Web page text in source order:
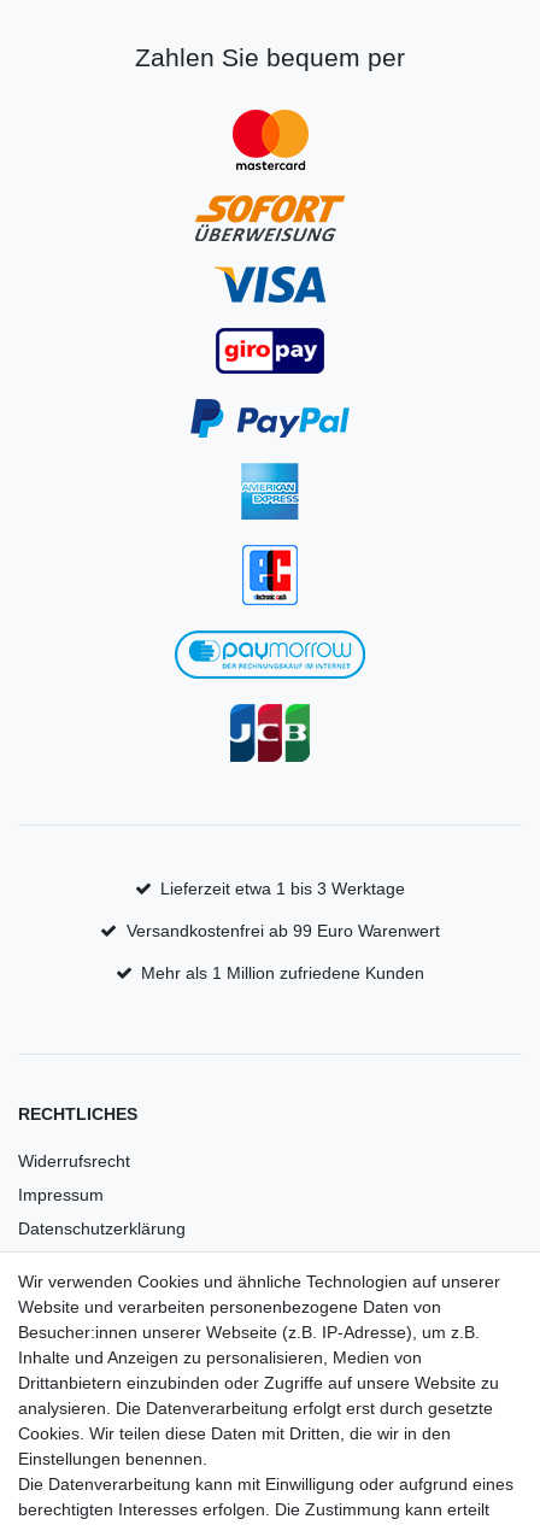
Zahlen Sie bequem per
Lieferzeit etwa 1 bis 3 Werktage
Versandkostenfrei ab 99 Euro Warenwert
Mehr als 1 Million zufriedene Kunden
RECHTLICHES
Widerrufsrecht
Impressum
Datenschutzerklärung
Versandkosten
Barrierefreiheit
Anleitungen
Vertrag widerrufen
PARTNER
DHL
Wir verwenden Cookies und ähnliche Technologien auf unserer
Website und verarbeiten personenbezogene Daten von
Besucher:innen unserer Webseite (z.B. IP-Adresse), um z.B.
Inhalte und Anzeigen zu personalisieren, Medien von
Drittanbietern einzubinden oder Zugriffe auf unsere Website zu
analysieren. Die Datenverarbeitung erfolgt erst durch gesetzte
Cookies. Wir teilen diese Daten mit Dritten, die wir in den
Einstellungen benennen.
Die Datenverarbeitung kann mit Einwilligung oder aufgrund eines
berechtigten Interesses erfolgen. Die Zustimmung kann erteilt